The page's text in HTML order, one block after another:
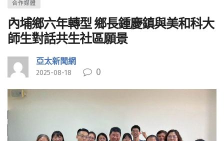
合作媒體
內埔鄉六年轉型 鄉長鍾慶鎮與美和科大
師生對話共生社區願景
亞太新聞網
2025-08-18 0